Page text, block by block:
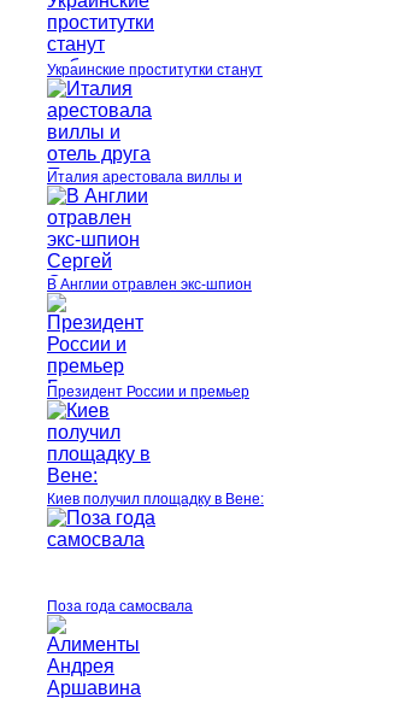
Украинские проститутки станут
Италия арестовала виллы и
В Англии отравлен экс-шпион
Президент России и премьер
Киев получил площадку в Вене:
Поза года самосвала